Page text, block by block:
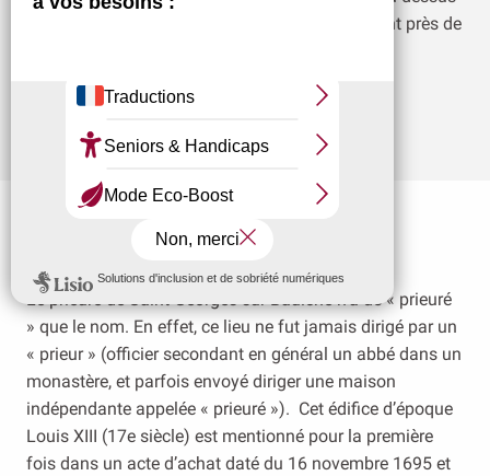
du portail occidental, et fut déplacée tardivement près de
Le prieuré de Saint-Georges-sur-Baulche n’a de « prieuré
» que le nom. En effet, ce lieu ne fut jamais dirigé par un
« prieur » (officier secondant en général un abbé dans un
monastère, et parfois envoyé diriger une maison
indépendante appelée « prieuré »). Cet édifice d’époque
Louis XIII (17e siècle) est mentionné pour la première
fois dans un acte d’achat daté du 16 novembre 1695 et